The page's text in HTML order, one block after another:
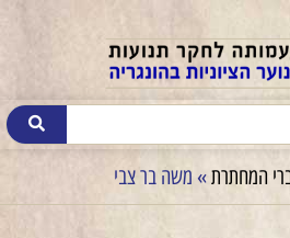
המחתרת» משה בר צבי